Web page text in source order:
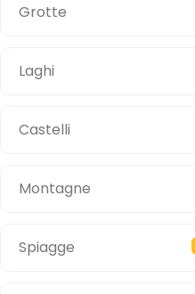
Grotte
Laghi
Castelli
Montagne
Spiagge